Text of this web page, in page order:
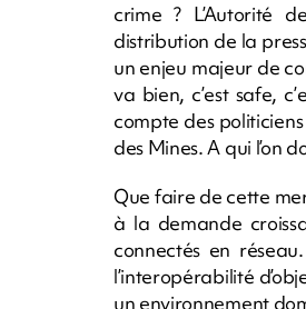
crime ? L’Autorité
distribution de la
un enjeu majeur de
va bien, c’est safe,
compte des
des Mines. A qui l’on
Que faire de cette
à la demande
connectés en
l’interopérabilité
un environnement